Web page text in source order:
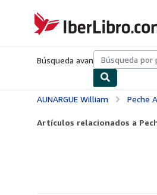
IberLibro.com
Búsqueda avanzadaColecciones
AUNARGUE William Peche
Artículos relacionados a